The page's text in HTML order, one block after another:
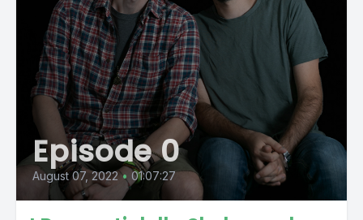
Episode 0
August 07, 2022 • 01:07:27